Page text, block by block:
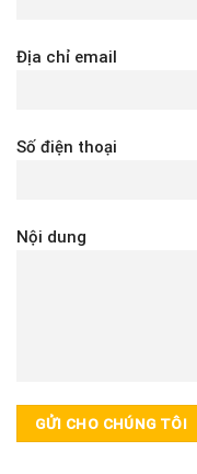
Địa chỉ email
Số điện thoại
Nội dung